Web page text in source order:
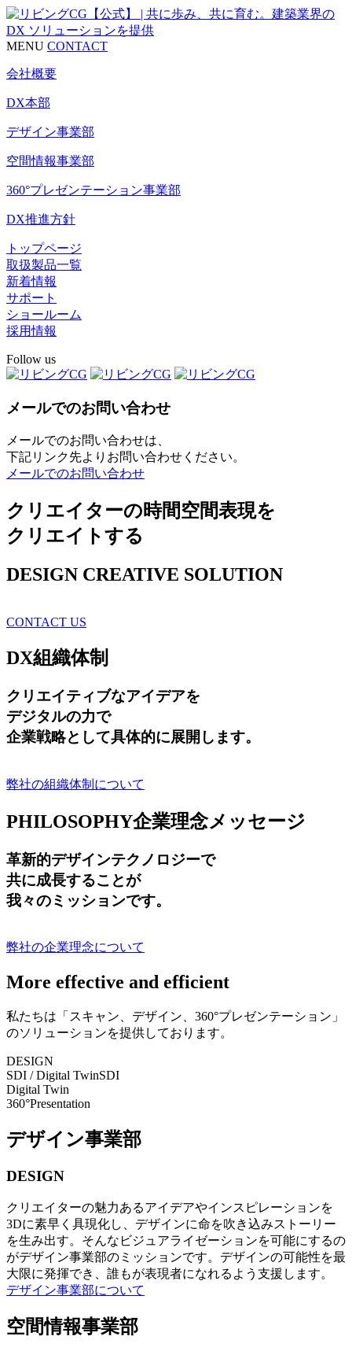
MENU CONTACT
会社概要
DX本部
デザイン事業部
空間情報事業部
360°プレゼンテーション事業部
DX推進方針
トップページ
取扱製品一覧
新着情報
サポート
ショールーム
採用情報
Follow us
メールでのお問い合わせ
メールでのお問い合わせは、
下記リンク先よりお問い合わせください。
メールでのお問い合わせ
クリエイターの時間空間表現を
クリエイトする
DESIGN CREATIVE SOLUTION
CONTACT US
DX組織体制
クリエイティブなアイデアを
デジタルの力で
企業戦略として具体的に展開します。
弊社の組織体制について
PHILOSOPHY企業理念メッセージ
革新的デザインテクノロジーで
共に成長することが
我々のミッションです。
弊社の企業理念について
More effective and efficient
私たちは「スキャン、デザイン、360°プレゼンテーション」
のソリューションを提供しております。
DESIGN
SDI / Digital TwinSDI
Digital Twin
360°Presentation
デザイン事業部
DESIGN
クリエイターの魅力あるアイデアやインスピレーションを
3Dに素早く具現化し、デザインに命を吹き込みストーリー
を生み出す。そんなビジュアライゼーションを可能にするの
がデザイン事業部のミッションです。デザインの可能性を最
大限に発揮でき、誰もが表現者になれるよう支援します。
デザイン事業部について
空間情報事業部